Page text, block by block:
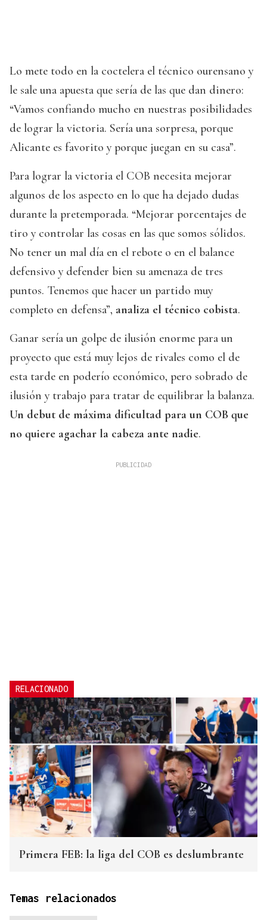
Lo mete todo en la coctelera el técnico ourensano y
le sale una apuesta que sería de las que dan dinero:
“Vamos confiando mucho en nuestras posibilidades
de lograr la victoria. Sería una sorpresa, porque
Alicante es favorito y porque juegan en su casa”.
Para lograr la victoria el COB necesita mejorar
algunos de los aspecto en lo que ha dejado dudas
durante la pretemporada. “Mejorar porcentajes de
tiro y controlar las cosas en las que somos sólidos.
No tener un mal día en el rebote o en el balance
defensivo y defender bien su amenaza de tres
puntos. Tenemos que hacer un partido muy
completo en defensa”, analiza el técnico cobista.
Ganar sería un golpe de ilusión enorme para un
proyecto que está muy lejos de rivales como el de
esta tarde en poderío económico, pero sobrado de
ilusión y trabajo para tratar de equilibrar la balanza.
Un debut de máxima dificultad para un COB que
no quiere agachar la cabeza ante nadie.
RELACIONADO
Primera FEB: la liga del COB es deslumbrante
Temas relacionados